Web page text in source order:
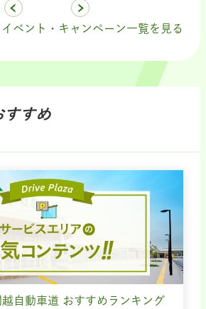
イベント・キャンペーン一覧を見る
すすめ
自動車道 おすすめランキング